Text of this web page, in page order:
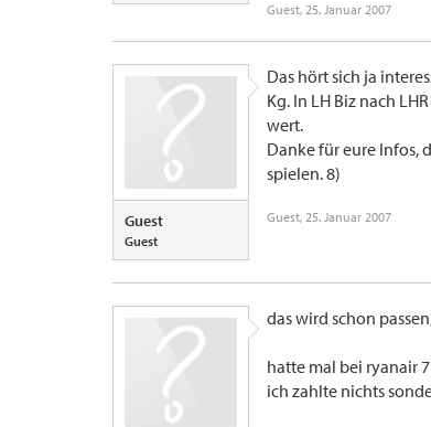
Guest, 25. Januar 2007
Guest
Guest
Das hört sich ja
Kg. In LH Biz nach
wert.
Danke für eure Infos,
spielen. 8)
Guest, 25. Januar 2007
das wird schon
hatte mal bei ryanair
ich zahlte nichts